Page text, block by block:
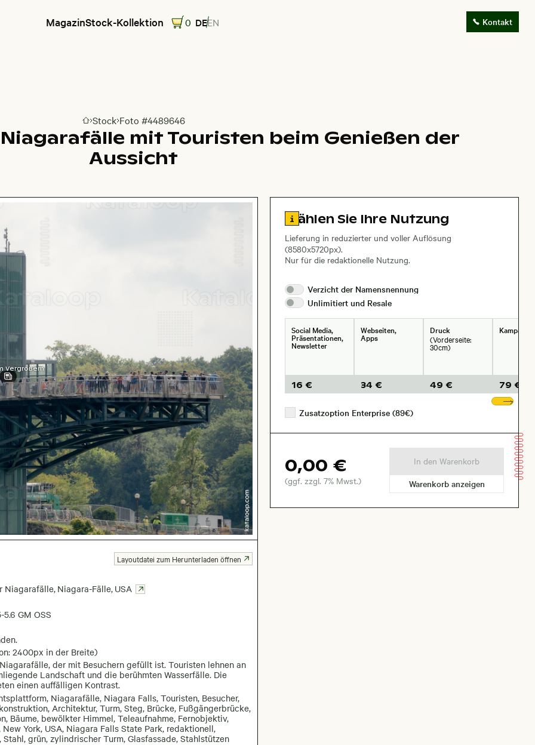
MagazinStock-Kollektion 0 DEEN Kontakt
Zur Homepage
Stock Foto #4489646
mit Touristen beim Genießen der
Aussicht
Vergrößern
Niagarafälle, Niagara-Fälle, USA
GM OSS
2400px in der Breite)
der mit Besuchern gefüllt ist. Touristen lehnen an
Landschaft und die berühmten Wasserfälle. Die
einen auffälligen Kontrast.
Niagarafälle, Niagara Falls, Touristen, Besucher,
Architektur, Turm, Steg, Brücke, Fußgängerbrücke,
Bäume, bewölkter Himmel, Teleaufnahme, Fernobjektiv,
York, USA, Niagara Falls State Park, redaktionell,
grün, zylindrischer Turm, Glasfassade, Stahlstützen
Layoutdatei zum Herunterladen öffnen
Zu den Lizenzinformationen springen
Wählen Sie Ihre Nutzung
Lieferung in reduzierter und voller Auflösung
(8580x5720px).
Nur für die redaktionelle Nutzung.
Verzicht der Namensnennung
Unlimitiert und Resale
Social Media,
Präsentationen,
Newsletter
16 €
Webseiten,
Apps
34 €
Druck
(Vorderseite:
30cm)
49 €
79 €
Zusatzoption Enterprise (89€)
0,00 €
(ggf. zzgl. 7% Mwst.)
In den Warenkorb
Warenkorb anzeigen